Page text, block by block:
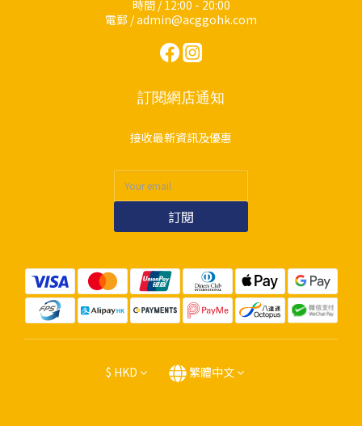
時間 / 12:00 - 20:00
電郵 / admin@acggohk.com
訂閱網店通知
接收最新資訊及優惠
訂閱
$ HKD 繁體中文